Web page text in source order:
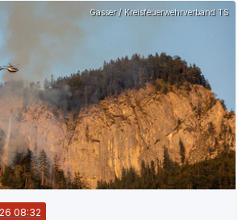
Gasser / Kreisfeuerwehrverband TS
08:32